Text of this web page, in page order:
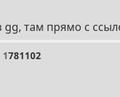
gg, там прямо с
1781102